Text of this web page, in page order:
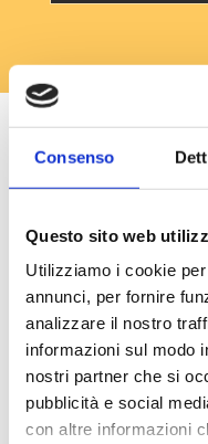
Consenso
Questo sito web
Utilizziamo i cookie
annunci, per fornire
analizzare il nostro
informazioni sul modo
nostri partner che si
pubblicità e social
con altre informazioni
Welche
Dinamic Serie
Die
für die
aus einer
konzipiert. Die